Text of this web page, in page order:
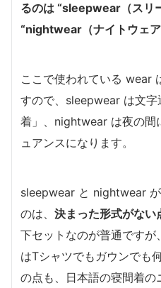
るのは “sleepwear（スリ
“nightwear（ナイトウェア
ここで使われている wear
すので、sleepwear は文字
着」、nightwear は夜の間
ュアンスになります。
sleepwear と nightwear
のは、 決まった形式がない
下セットなのが普通です
はTシャツでもガウンでも
の点も、日本語の寝間着